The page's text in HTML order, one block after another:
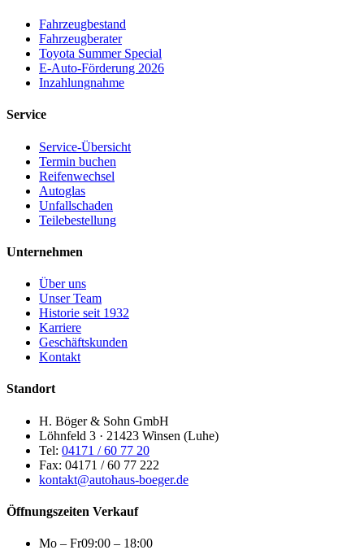
Fahrzeugbestand
Fahrzeugberater
Toyota Summer Special
E-Auto-Förderung 2026
Inzahlungnahme
Service
Service-Übersicht
Termin buchen
Reifenwechsel
Autoglas
Unfallschaden
Teilebestellung
Unternehmen
Über uns
Unser Team
Historie seit 1932
Karriere
Geschäftskunden
Kontakt
Standort
H. Böger & Sohn GmbH
Löhnfeld 3 · 21423 Winsen (Luhe)
Tel: 04171 / 60 77 20
Fax: 04171 / 60 77 222
kontakt@autohaus-boeger.de
Öffnungszeiten Verkauf
Mo – Fr09:00 – 18:00